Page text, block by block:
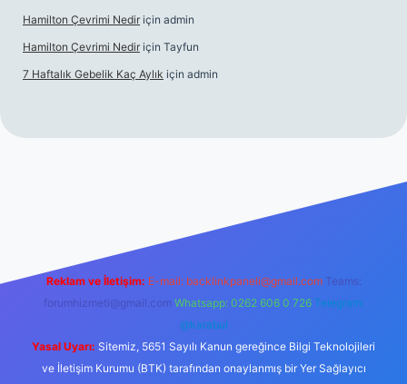
Hamilton Çevrimi Nedir için admin
Hamilton Çevrimi Nedir için Tayfun
7 Haftalık Gebelik Kaç Aylık için admin
Reklam ve İletişim: E-mail: backlinkpaneli@gmail.com Teams:
forumhizmeti@gmail.com Whatsapp: 0262 606 0 726 Telegram:
@karabul
Yasal Uyarı: Sitemiz, 5651 Sayılı Kanun gereğince Bilgi Teknolojileri
ve İletişim Kurumu (BTK) tarafından onaylanmış bir Yer Sağlayıcı